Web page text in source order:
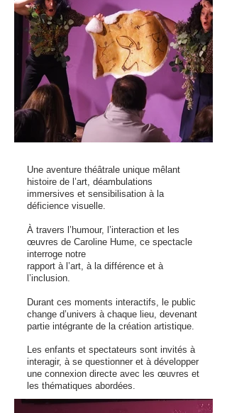
Une aventure théâtrale unique mêlant
histoire de l’art, déambulations
immersives et sensibilisation à la
déficience visuelle.
À travers l’humour, l’interaction et les
œuvres de Caroline Hume, ce spectacle
interroge notre
rapport à l’art, à la différence et à
l’inclusion.
Durant ces moments interactifs, le public
change d’univers à chaque lieu, devenant
partie intégrante de la création artistique.
Les enfants et spectateurs sont invités à
interagir, à se questionner et à développer
une connexion directe avec les œuvres et
les thématiques abordées.